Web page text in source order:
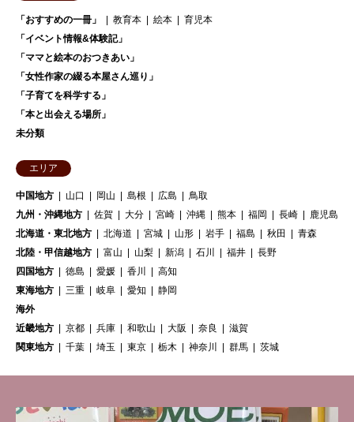
「おすすめの一冊」 教育本 絵本
育児本
「イベント情報&体験記」
「ママと絵本のおつきあい」
「女性作家の綴る本屋さん巡り」
「子育てを科学する」
「本と出会える場所」
未分類
エリア
中国地方 山口 岡山 島根 広島
鳥取
九州・沖縄地方
佐賀 大分 宮崎 沖縄 熊本 福岡 長崎
鹿児島
北海道・東北地方
北海道 宮城 山形 岩手 福島 秋田
青森
北陸・甲信越地方
富山 山梨 新潟 石川 福井
長野
四国地方
徳島 愛媛 香川
高知
東海地方
三重 岐阜 愛知
静岡
海外
近畿地方
京都 兵庫 和歌山 大阪 奈良
滋賀
関東地方
千葉 埼玉 東京 栃木 神奈川 群馬 茨城